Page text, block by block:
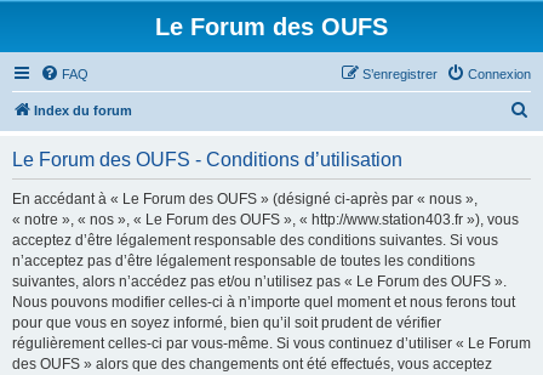
Le Forum des OUFS
FAQ Connexion
S’enregistrer
Index du forum
e
Le Forum des OUFS - Conditions d’utilisation
En accédant à « Le Forum des OUFS » (désigné ci-après par « nous »,
« notre », « nos », « Le Forum des OUFS », « http://www.station403.fr »), vous
acceptez d’être légalement responsable des conditions suivantes. Si vous
n’acceptez pas d’être légalement responsable de toutes les conditions
suivantes, alors n’accédez pas et/ou n’utilisez pas « Le Forum des OUFS ».
Nous pouvons modifier celles-ci à n’importe quel moment et nous ferons tout
pour que vous en soyez informé, bien qu’il soit prudent de vérifier
régulièrement celles-ci par vous-même. Si vous continuez d’utiliser « Le Forum
des OUFS » alors que des changements ont été effectués, vous acceptez